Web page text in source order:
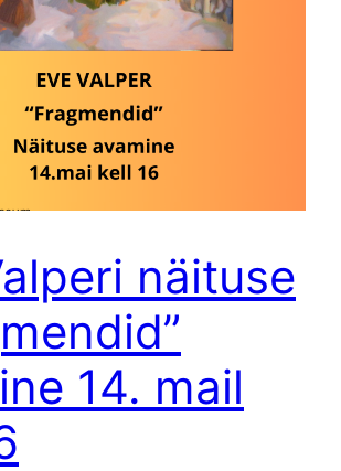
näituse
14. mail